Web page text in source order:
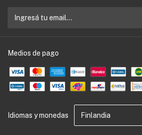
Medios de pago
Idiomas y monedas